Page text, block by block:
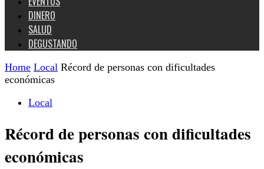
DINERO
SALUD
DEGUSTANDO
Home Local Récord de personas con dificultades
económicas
Local
Récord de personas con dificultades
económicas